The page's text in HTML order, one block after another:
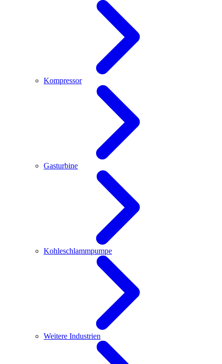
Kompressor
Gasturbine
Kohleschlammpumpe
Weitere Industrien